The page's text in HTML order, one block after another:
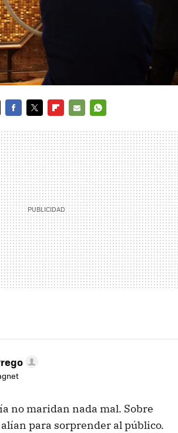
MAIL
no maridan nada mal. Sobre
para sorprender al público.